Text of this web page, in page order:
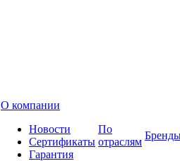
О компании
Новости
Сертификаты
Гарантия
По
отраслям